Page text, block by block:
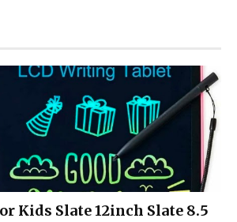
Kids Slate 12inch Slate 8.5